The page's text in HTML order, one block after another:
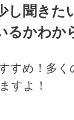
し聞きた
るかわか
すめ！多く
すよ！